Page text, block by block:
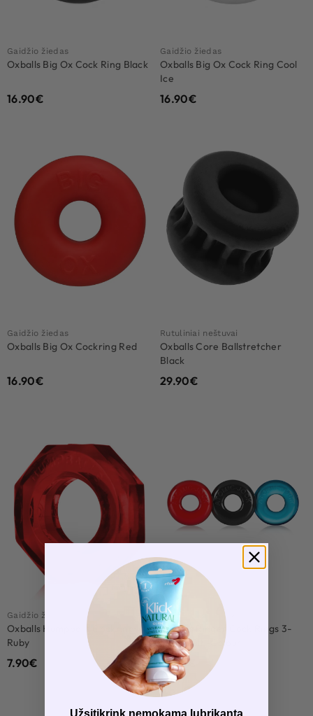
Gaidžio žiedas
Oxballs Big Ox Cock Ring Black
16.90€
Gaidžio žiedas
Oxballs Big Ox Cock Ring Cool
Ice
16.90€
Gaidžio žiedas
Oxballs Big Ox Cockring Red
16.90€
Rutuliniai neštuvai
Oxballs Core Ballstretcher
Black
29.90€
Naujiena
Gaidžio žiedas
Oxballs Humpballs Cockring
Ruby
7.90€
Gaidžio žiedo rinkinys
Oxballs Ringer Cock Rings 3-
Pack Multi-Colour
19.90€
Užsitikrink nemokamą lubrikantą